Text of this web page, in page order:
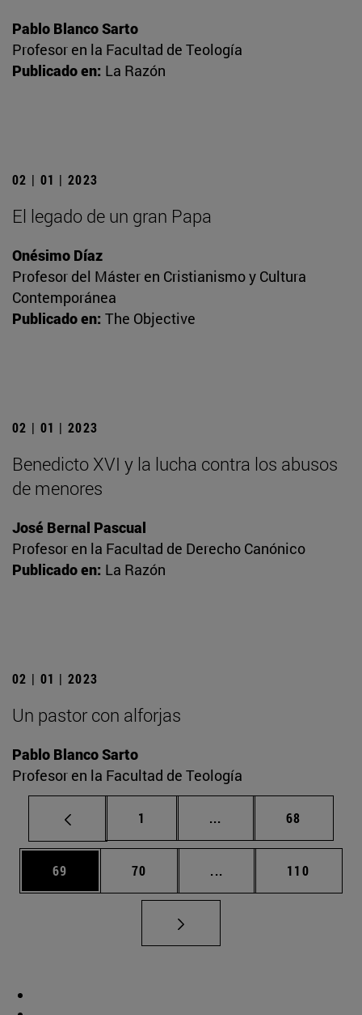
Pablo Blanco Sarto
Profesor en la Facultad de Teología
Publicado en: La Razón
02 | 01 | 2023
El legado de un gran Papa
Onésimo Díaz
Profesor del Máster en Cristianismo y Cultura
Contemporánea
Publicado en: The Objective
02 | 01 | 2023
Benedicto XVI y la lucha contra los abusos
de menores
José Bernal Pascual
Profesor en la Facultad de Derecho Canónico
Publicado en: La Razón
02 | 01 | 2023
Un pastor con alforjas
Pablo Blanco Sarto
Profesor en la Facultad de Teología
Página
1 ... Páginas intermedias
Página
68
Página
69 Página
70 ... Páginas intermedias
Página
110